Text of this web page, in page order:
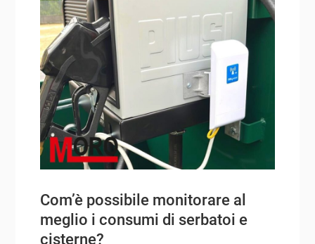
Com’è possibile monitorare al
meglio i consumi di serbatoi e
cisterne?